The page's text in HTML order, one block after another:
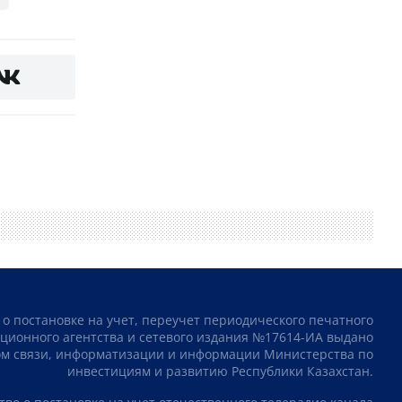
постановке на учет, переучет периодического печатного
агентства и сетевого издания №17614-ИА выдано
связи, информатизации и информации Министерства по
инвестициям и развитию Республики Казахстан.